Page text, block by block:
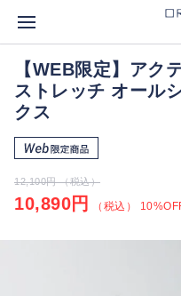
【WEB限定】アク
ストレッチ オール
クス
12,100円 （税込）
10,890円 （税込）